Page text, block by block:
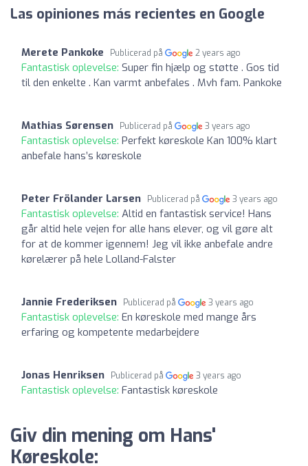
Las opiniones más recientes en Google
Merete Pankoke Publicerad på 2 years ago
Fantastisk oplevelse: Super fin hjælp og støtte . Gos tid
til den enkelte . Kan varmt anbefales . Mvh fam. Pankoke
Mathias Sørensen Publicerad på 3 years ago
Fantastisk oplevelse: Perfekt køreskole Kan 100% klart
anbefale hans’s køreskole
Peter Frölander Larsen Publicerad på 3 years ago
Fantastisk oplevelse: Altid en fantastisk service! Hans
går altid hele vejen for alle hans elever, og vil gøre alt
for at de kommer igennem! Jeg vil ikke anbefale andre
kørelærer på hele Lolland-Falster
Jannie Frederiksen Publicerad på 3 years ago
Fantastisk oplevelse: En køreskole med mange års
erfaring og kompetente medarbejdere
Jonas Henriksen Publicerad på 3 years ago
Fantastisk oplevelse: Fantastisk køreskole
Giv din mening om Hans'
Køreskole: